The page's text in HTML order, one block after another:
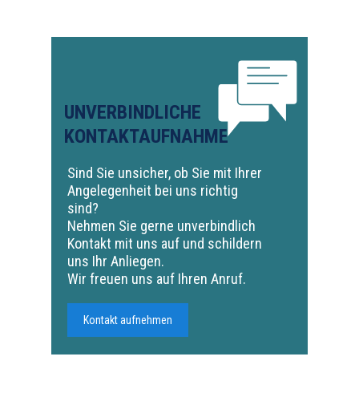
UNVERBINDLICHE
KONTAKTAUFNAHME
Sind Sie unsicher, ob Sie mit Ihrer
Angelegenheit bei uns richtig
sind?
Nehmen Sie gerne unverbindlich
Kontakt mit uns auf und schildern
uns Ihr Anliegen.
Wir freuen uns auf Ihren Anruf.
Kontakt aufnehmen